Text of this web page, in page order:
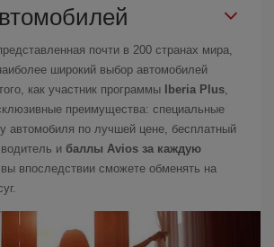
почти в 200 странах мира,
широкий выбор автомобилей
как участник программы
Iberia Plus,
преимущества: специальные
автомобиля по лучшей цене, бесплатный
и баллы Avios за каждую
впоследствии сможете обменять на